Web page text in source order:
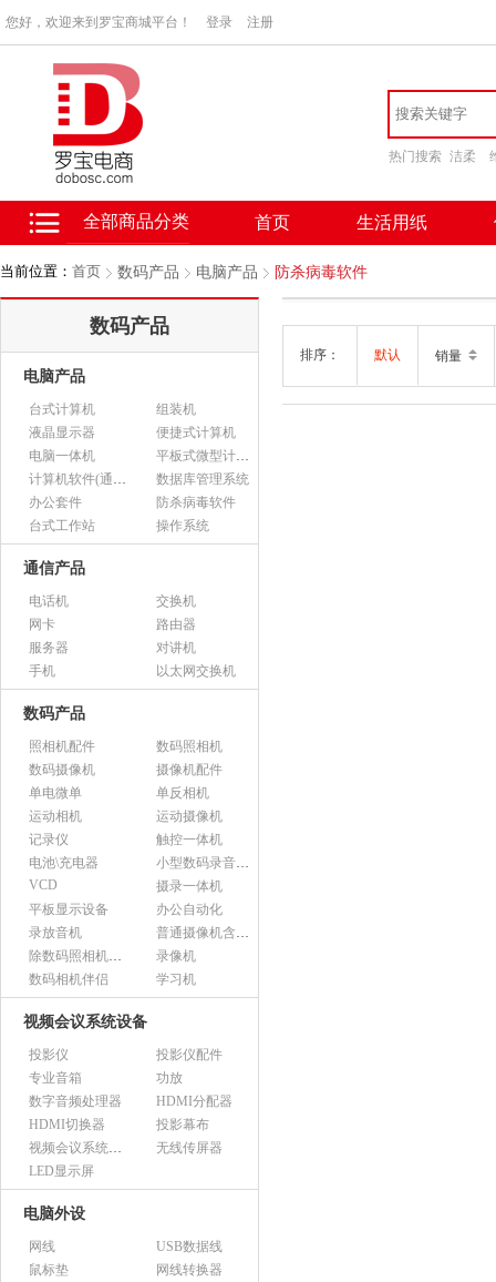
您好，欢迎来到罗宝商城平台！ 登录 注册
热门搜索 洁柔
全部商品分类 首页 生活用纸
当前位置： 首页 数码产品 电脑产品 防杀病毒软件
数码产品
电脑产品
台式计算机
组装机
液晶显示器
便捷式计算机
电脑一体机
平板式微型计算机
计算机软件(通用软件)
数据库管理系统
办公套件
防杀病毒软件
台式工作站
操作系统
通信产品
电话机
交换机
网卡
路由器
服务器
对讲机
手机
以太网交换机
数码产品
照相机配件
数码照相机
数码摄像机
摄像机配件
单电微单
单反相机
运动相机
运动摄像机
记录仪
触控一体机
电池\充电器
小型数码录音设备
VCD
摄录一体机
平板显示设备
办公自动化
录放音机
普通摄像机含附件
除数码照相机以外的照相机及器材
录像机
数码相机伴侣
学习机
视频会议系统设备
投影仪
投影仪配件
专业音箱
功放
数字音频处理器
HDMI分配器
HDMI切换器
投影幕布
视频会议系统设备（市采）
无线传屏器
LED显示屏
电脑外设
网线
USB数据线
鼠标垫
网线转换器
排序： 默认 销量